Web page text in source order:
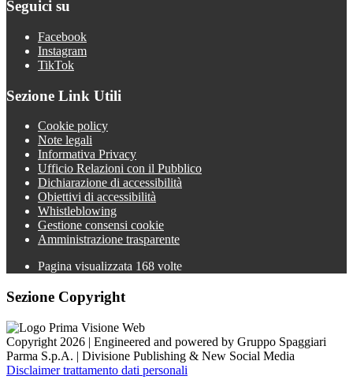
Seguici su
Facebook
Instagram
TikTok
Sezione Link Utili
Cookie policy
Note legali
Informativa Privacy
Ufficio Relazioni con il Pubblico
Dichiarazione di accessibilità
Obiettivi di accessibilità
Whistleblowing
Gestione consensi cookie
Amministrazione trasparente
Pagina visualizzata 168 volte
Sezione Copyright
Copyright 2026 | Engineered and powered by Gruppo Spaggiari
Parma S.p.A. | Divisione Publishing & New Social Media
Disclaimer trattamento dati personali